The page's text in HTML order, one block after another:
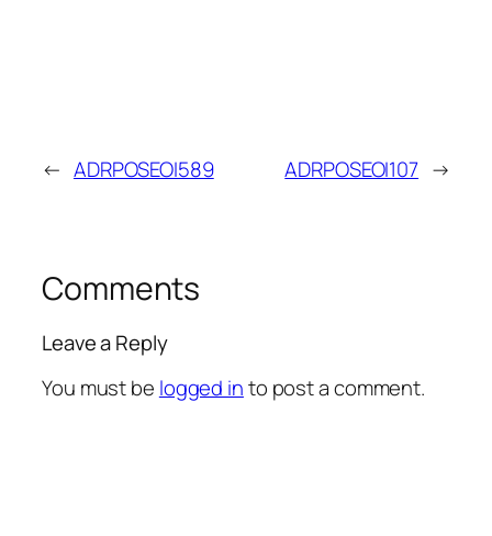
← ADRPOSEOI589 ADRPOSEOI107 →
Comments
Leave a Reply
You must be logged into post a comment.